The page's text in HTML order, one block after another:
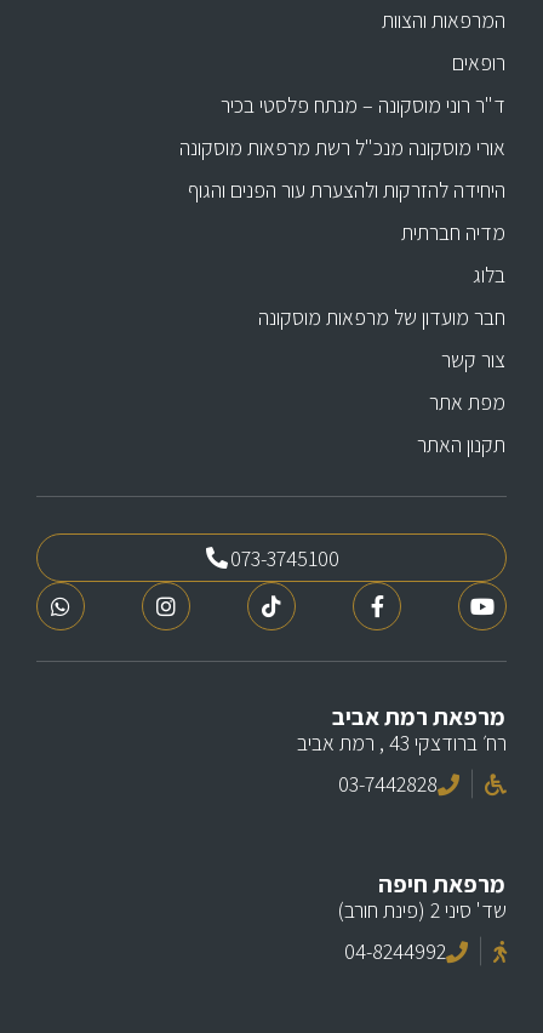
המרפאות והצוות
רופאים
ד"ר רוני מוסקונה – מנתח פלסטי בכיר
אורי מוסקונה מנכ"ל רשת מרפאות מוסקונה
היחידה להזרקות ולהצערת עור הפנים והגוף
מדיה חברתית
בלוג
חבר מועדון של מרפאות מוסקונה
צור קשר
מפת אתר
תקנון האתר
073-3745100
מרפאת רמת אביב
רח׳ ברודצקי 43 , רמת אביב
03-7442828
מרפאת חיפה
שד' סיני 2 (פינת חורב)
04-8244992